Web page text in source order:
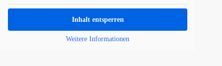
Inhalt entsperren
Weitere Informationen